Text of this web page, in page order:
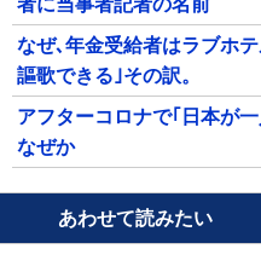
者に当事者記者の名前
なぜ､年金受給者はラブホ
謳歌できる｣その訳。
アフターコロナで｢日本が
なぜか
あわせて読みたい